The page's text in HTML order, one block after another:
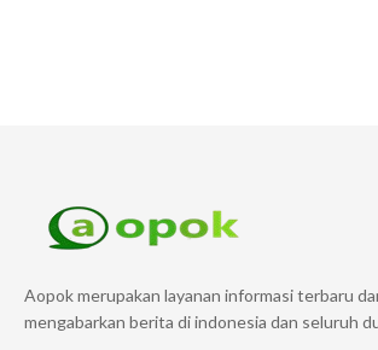
Aopok merupakan layanan informasi terbaru
mengabarkan berita di indonesia dan seluruh